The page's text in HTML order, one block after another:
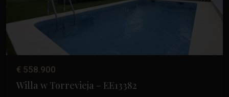
€ 558.900
Willa w Torrevieja – EE13382